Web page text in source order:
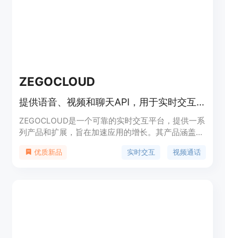
ZEGOCLOUD
提供语音、视频和聊天API，用于实时交互，加速应用增长。
ZEGOCLOUD是一个可靠的实时交互平台，提供一系
列产品和扩展，旨在加速应用的增长。其产品涵盖视
特效等多个领域。主要优点包括高度的灵活性和可定
优质新品 实时交互 视频通话